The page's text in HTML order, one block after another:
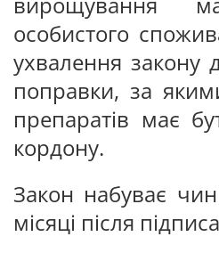
особистого
ухвалення закону
поправки, за
препаратів має
кордону.
Закон набуває
місяці після